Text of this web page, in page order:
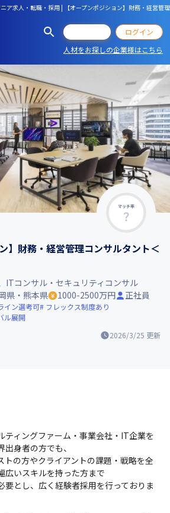
ア求人・転職・採用 | 【オープンポジション】財務・経営管
ログイン
人材をお探しの企業様はこちら
マッチ率
】財務・経営管理コンサルタント＜
2026/3/25 更新
ITコンサル・セキュリティコンサル
県・熊本県
1000-2500万円 正社員
イン選考可
フレックス制度あり
ル展開
ティングファーム・事業会社・IT企業を
身者の方でも、
トの方やクライアントの課題・戦略を全
広いスキルを持った方まで
要とし、広く経験者採用を行っておりま